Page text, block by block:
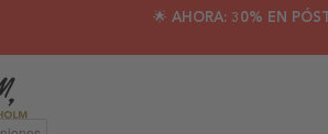
🌟 AHORA: 30% EN